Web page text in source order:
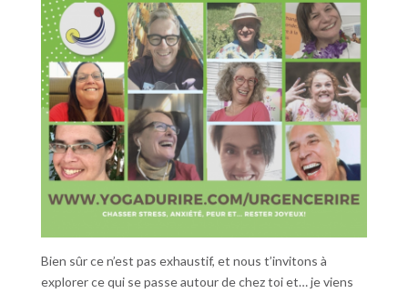
Bien sûr ce n’est pas exhaustif, et nous t’invitons à
explorer ce qui se passe autour de chez toi et… je viens